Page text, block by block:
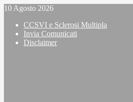
Vai
contenuto
10 Agosto 2026
CCSVI e Sclerosi Multipla
Invia Comunicati
Disclaimer